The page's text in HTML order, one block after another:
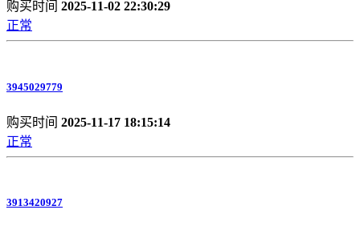
购买时间 2025-11-02 22:30:29
正常
3945029779
购买时间 2025-11-17 18:15:14
正常
3913420927